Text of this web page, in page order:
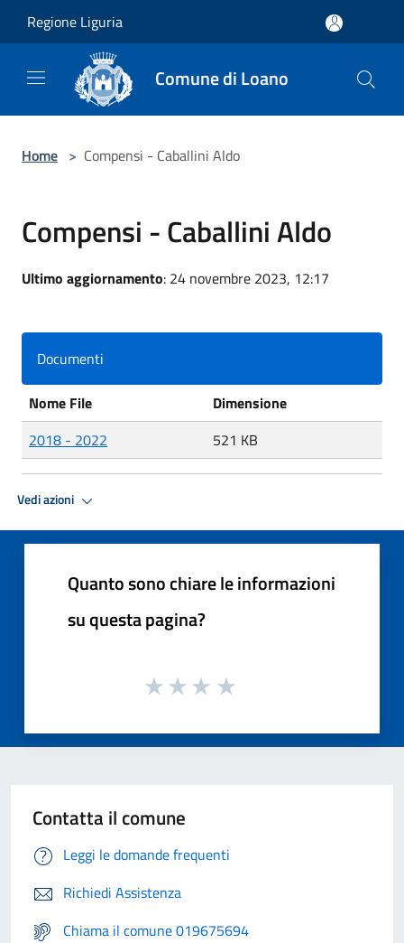
Regione Liguria
Comune di Loano
Home > Compensi - Caballini Aldo
Compensi - Caballini Aldo
Ultimo aggiornamento: 24 novembre 2023, 12:17
Documenti
Nome File
Dimensione
2018 - 2022
521 KB
Vedi azioni
Quanto sono chiare le informazioni
su questa pagina?
Contatta il comune
Leggi le domande frequenti
Richiedi Assistenza
Chiama il comune 019675694